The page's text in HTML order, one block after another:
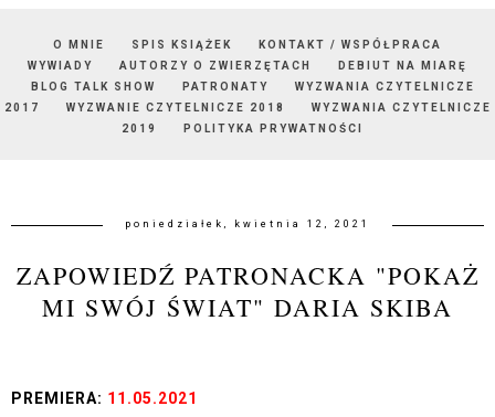
O MNIE SPIS KSIĄŻEK
KONTAKT / WSPÓŁPRACA
WYWIADY
AUTORZY O ZWIERZĘTACH
DEBIUT NA MIARĘ
BLOG TALK SHOW
PATRONATY
WYZWANIA CZYTELNICZE
2017
WYZWANIE CZYTELNICZE 2018
WYZWANIA CZYTELNICZE
2019
POLITYKA PRYWATNOŚCI
poniedziałek, kwietnia 12, 2021
ZAPOWIEDŹ PATRONACKA "POKAŻ
MI SWÓJ ŚWIAT" DARIA SKIBA
PREMIERA: 11.05.2021